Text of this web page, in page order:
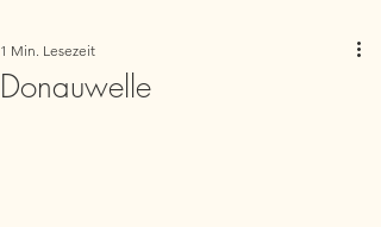
Donauwelle
1 Min. Lesezeit